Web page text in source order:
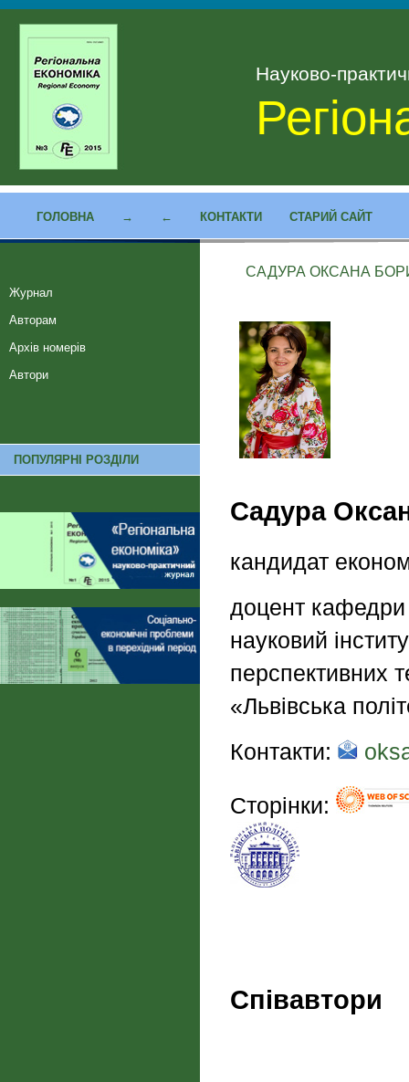
Науково-
ГОЛОВНА → ← КОНТАКТИ СТАРИЙ САЙТ
Журнал
Авторам
Архів номерів
Автори
ПОПУЛЯРНІ РОЗДІЛИ
САДУРА ОКСАНА
Садура
кандидат
доцент кафедри
науковий
перспективних
«Львівська
Контакти:
Сторінки:
Співавтори